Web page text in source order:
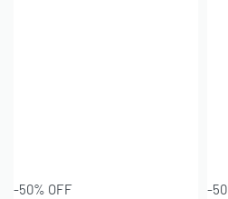
plus ancien
-50% OFF
-